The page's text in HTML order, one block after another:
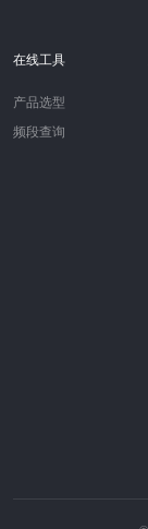
在线工具
产品选型
频段查询